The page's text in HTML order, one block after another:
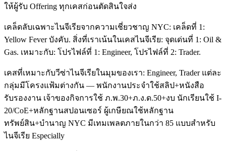
ให้ผู้รับ Offering ทุกเคสก่อนตัดสินใจส่ง
เคล็ดลับเฉพาะไนจีเรียจากความเชี่ยวชาญ NYC: เคล็ดที่ 1:
Yellow Fever บังคับ. สิ่งที่เราเน้นในเคสไนจีเรีย: จุดเด่นที่ 1: Oil &
Gas. เหมาะกับ: โปรไฟล์ที่ 1: Engineer, โปรไฟล์ที่ 2: Trader.
เคสที่เหมาะกับวีซ่าไนจีเรียในมุมของเรา: Engineer, Trader แต่ละ
กลุ่มมีโครงแฟ้มต่างกัน — พนักงานประจำใช้สลิป+หนังสือ
รับรองงาน เจ้าของกิจการใช้ ภ.พ.30+ภ.ง.ด.50+งบ นักเรียนใช้ I-
20/CoE+หลักฐานสปอนเซอร์ ผู้เกษียณใช้หลักฐาน
ทรัพย์สิน+บำนาญ NYC มีเทมเพลตภายในกว่า 85 แบบสำหรับ
ไนจีเรีย Especially